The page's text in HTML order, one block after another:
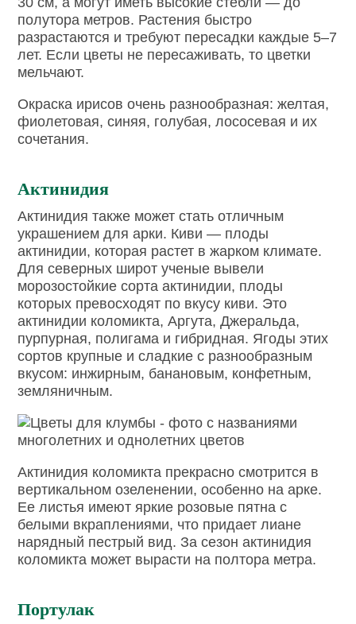
полутора метров. Растения быстро
разрастаются и требуют пересадки каждые 5–7
лет. Если цветы не пересаживать, то цветки
мельчают.
Окраска ирисов очень разнообразная: желтая,
фиолетовая, синяя, голубая, лососевая и их
сочетания.
Актинидия
Актинидия также может стать отличным
украшением для арки. Киви — плоды
актинидии, которая растет в жарком климате.
Для северных широт ученые вывели
морозостойкие сорта актинидии, плоды
которых превосходят по вкусу киви. Это
актинидии коломикта, Аргута, Джеральда,
пурпурная, полигама и гибридная. Ягоды этих
сортов крупные и сладкие с разнообразным
вкусом: инжирным, банановым, конфетным,
земляничным.
Актинидия коломикта прекрасно смотрится в
вертикальном озеленении, особенно на арке.
Ее листья имеют яркие розовые пятна с
белыми вкраплениями, что придает лиане
нарядный пестрый вид. За сезон актинидия
коломикта может вырасти на полтора метра.
Портулак